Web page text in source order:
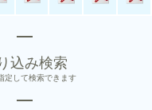
込み検索
定して検索できます